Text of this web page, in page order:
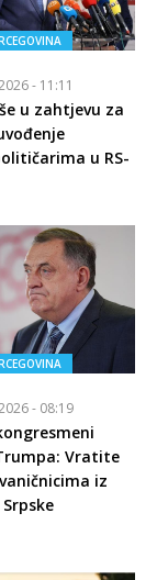
- 11:11
u zahtjevu za
u RS-
- 08:19
Vratite
iz